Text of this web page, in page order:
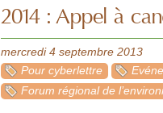
2014 : Appel à
mercredi 4 septembre 2013
Pour cyberlettre
Forum régional de